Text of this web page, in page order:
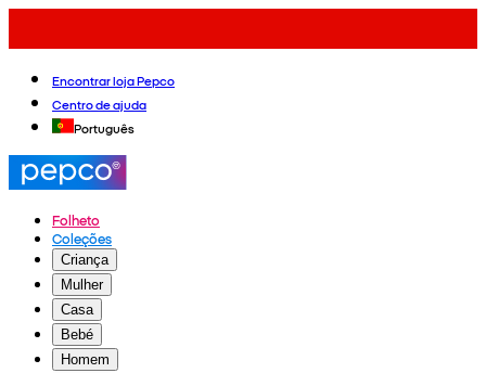
Encontrar loja Pepco
Centro de ajuda
Português
Folheto
Coleções
Criança
Mulher
Casa
Bebé
Homem